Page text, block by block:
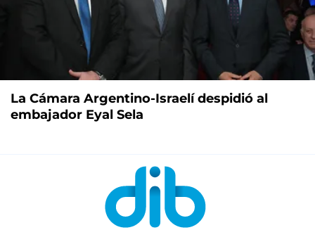
La Cámara Argentino-Israelí despidió al
embajador Eyal Sela